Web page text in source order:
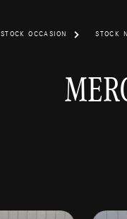
STOCK OCCASION STOCK